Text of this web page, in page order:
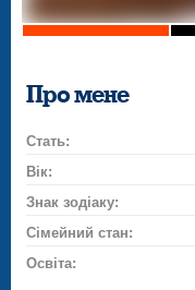
Про мене
Стать:
Вік:
Знак зодіаку:
Сімейний стан:
Освіта: